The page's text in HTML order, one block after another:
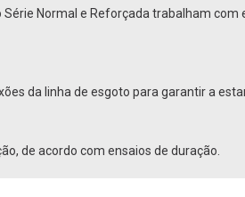
Normal e Reforçada trabalham
da linha de esgoto para garantir a
de acordo com ensaios de duração.